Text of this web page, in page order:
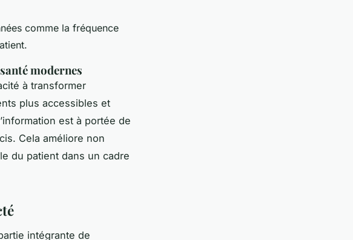
comme la fréquence
modernes
à transformer
plus accessibles et
est à portée de
Cela améliore non
du patient dans un cadre
intégrante de